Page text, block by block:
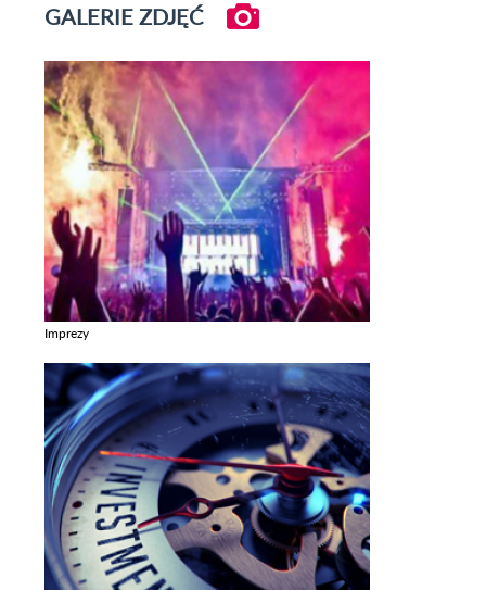
GALERIE ZDJĘĆ
Imprezy